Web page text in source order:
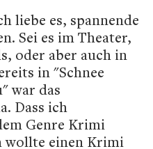
liebe es, spannende
Sei es im Theater,
oder aber auch in
in "Schnee
war das
Dass ich
Genre Krimi
wollte einen Krimi